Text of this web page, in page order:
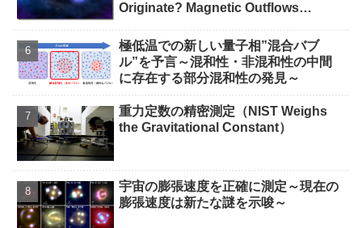
Originate? Magnetic Outflows
Analysis Concludes)
極低温での新しい量子相”混合バブ
ル”を予言～混和性・非混和性の中間
に存在する部分混和性の発見～
重力定数の精密測定（NIST Weighs
the Gravitational Constant）
宇宙の膨張速度を正確に測定～現在の
膨張速度は新たな謎を示唆～